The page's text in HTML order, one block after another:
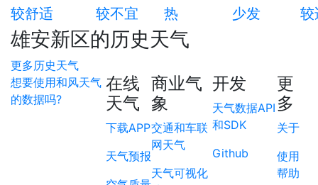
较舒适 较不宜 热 少发 较
雄安新区的历史天气
更多历史天气
想要使用和风天气
的数据吗?
在线
天气
下载APP
天气预报
商业气
象
交通和车联
网天气
天气可视化
开发
天气数据API
和SDK
Github
更
多
关于
使用
帮助